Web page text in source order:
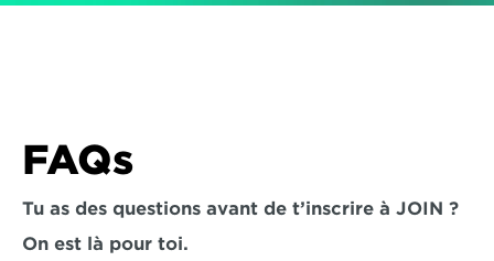
FAQs
Tu as des questions avant de t’inscrire à JOIN ?
On est là pour toi.